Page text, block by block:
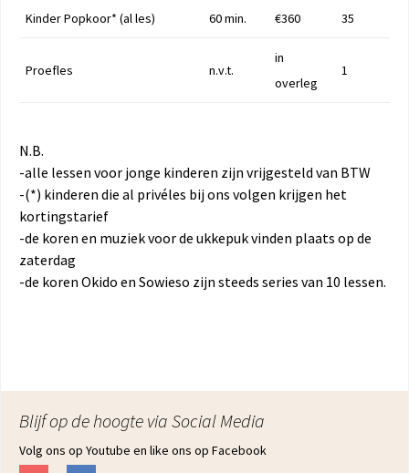
Kinder Popkoor* (al les) 60 min. €360 35
Proefles n.v.t.
in
overleg
1
N.B.
-alle lessen voor jonge kinderen zijn vrijgesteld van BTW
-(*) kinderen die al privéles bij ons volgen krijgen het
kortingstarief
-de koren en muziek voor de ukkepuk vinden plaats op de
zaterdag
-de koren Okido en Sowieso zijn steeds series van 10 lessen.
Blijf op de hoogte via Social Media
Volg ons op Youtube en like ons op Facebook